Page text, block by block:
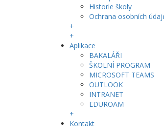
Historie školy
Ochrana osobních
+
+
Aplikace
BAKALÁŘI
ŠKOLNÍ PROGRAM
MICROSOFT TEAMS
OUTLOOK
INTRANET
EDUROAM
+
Kontakt